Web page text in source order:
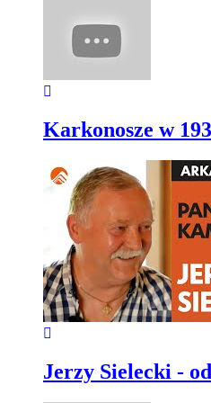
Karkonosze w
Jerzy Sielecki -